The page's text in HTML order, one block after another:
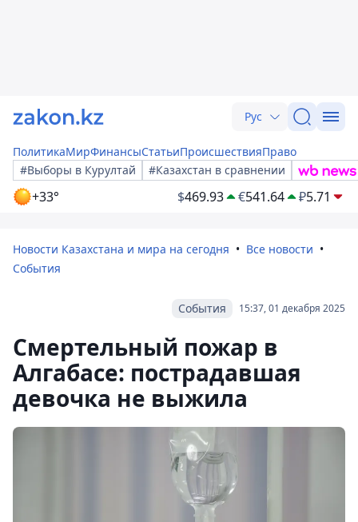
Рус
ПолитикаМирФинансыСтатьиПроисшествияПраво
#Выборы в Курултай
#Казахстан в сравнении
+33° $469.93 €541.64 ₽5.71
Новости Казахстана и мира на сегодня
Все новости
События
15:37, 01 декабря 2025
События
Смертельный пожар в
Алгабасе: пострадавшая
девочка не выжила